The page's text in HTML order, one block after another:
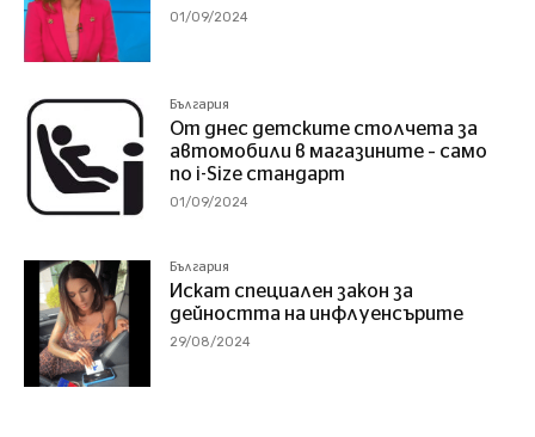
01/09/2024
България
От днес детските столчета за
автомобили в магазините – само
по i-Size стандарт
01/09/2024
България
Искат специален закон за
дейността на инфлуенсърите
29/08/2024